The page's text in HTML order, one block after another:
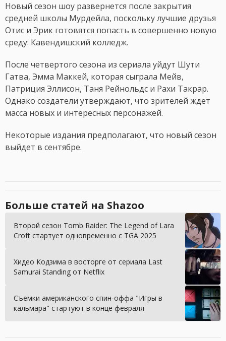
Новый сезон шоу развернется после закрытия
средней школы Мурдейла, поскольку лучшие друзья
Отис и Эрик готовятся попасть в совершенно новую
среду: Кавендишский колледж.
После четвертого сезона из сериала уйдут Шути
Гатва, Эмма Маккей, которая сыграла Мейв,
Патриция Эллисон, Таня Рейнольдс и Рахи Такрар.
Однако создатели утверждают, что зрителей ждет
масса новых и интересных персонажей.
Некоторые издания предполагают, что новый сезон
выйдет в сентябре.
Больше статей на Shazoo
Второй сезон Tomb Raider: The Legend of Lara
Croft стартует одновременно с TGA 2025
Хидео Кодзима в восторге от сериала Last
Samurai Standing от Netflix
Съемки американского спин-оффа "Игры в
кальмара" стартуют в конце февраля